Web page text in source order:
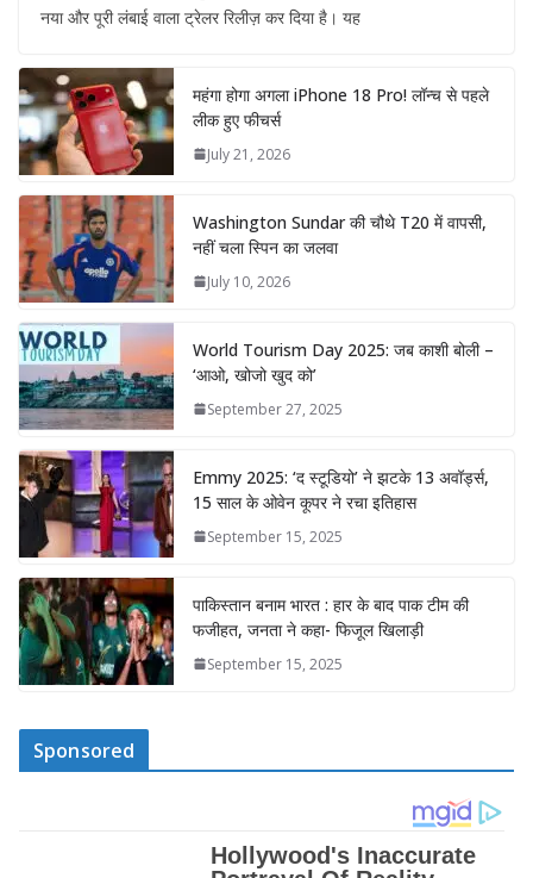
नया और पूरी लंबाई वाला ट्रेलर रिलीज़ कर दिया है। यह
महंगा होगा अगला iPhone 18 Pro! लॉन्च से पहले
लीक हुए फीचर्स
July 21, 2026
Washington Sundar की चौथे T20 में वापसी,
नहीं चला स्पिन का जलवा
July 10, 2026
World Tourism Day 2025: जब काशी बोली –
‘आओ, खोजो खुद को’
September 27, 2025
Emmy 2025: ‘द स्टूडियो’ ने झटके 13 अवॉर्ड्स,
15 साल के ओवेन कूपर ने रचा इतिहास
September 15, 2025
पाकिस्तान बनाम भारत : हार के बाद पाक टीम की
फजीहत, जनता ने कहा- फिजूल खिलाड़ी
September 15, 2025
Sponsored